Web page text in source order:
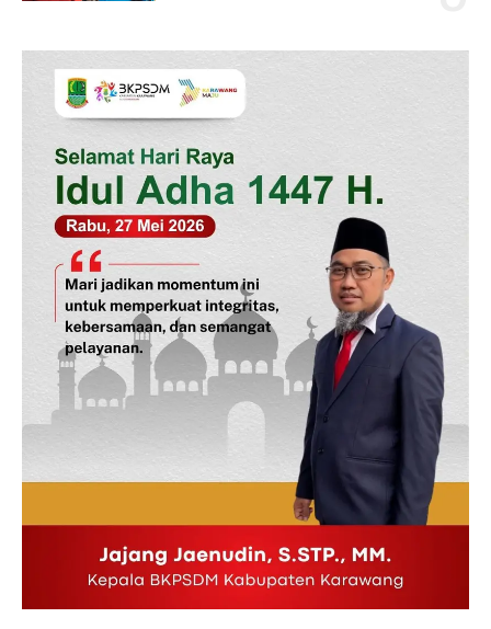
Kontak Kami
Redaksi
Pedoman Media Siber
Tentang Kami
Indeks Berita